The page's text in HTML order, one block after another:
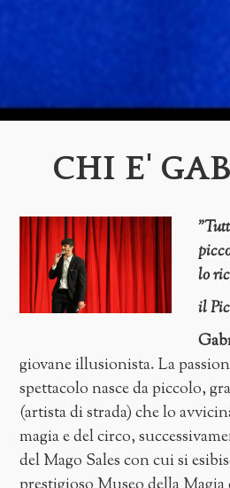
CHI E'
lo
il
giovane illusionista. La
spettacolo nasce da piccolo,
(artista di strada) che lo
magia e del circo,
del Mago Sales con cui si